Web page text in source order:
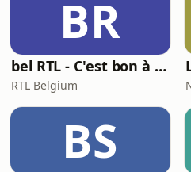
BR
bel RTL - C'est bon à savoir
RTL Belgium
BS